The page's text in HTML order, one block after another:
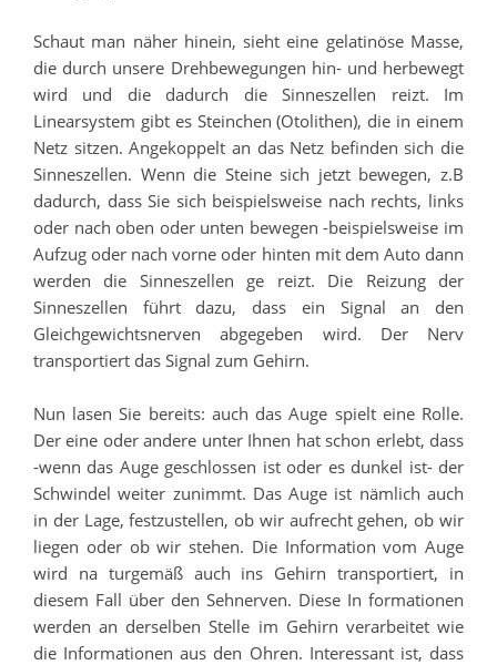
Schaut man näher hinein, sieht eine gelatinöse Masse,
die durch unsere Drehbewegungen hin- und herbewegt
wird und die dadurch die Sinneszellen reizt. Im
Linearsystem gibt es Steinchen (Otolithen), die in einem
Netz sitzen. Angekoppelt an das Netz befinden sich die
Sinneszellen. Wenn die Steine sich jetzt bewegen, z.B
dadurch, dass Sie sich beispielsweise nach rechts, links
oder nach oben oder unten bewegen -beispielsweise im
Aufzug oder nach vorne oder hinten mit dem Auto dann
werden die Sinneszellen ge reizt. Die Reizung der
Sinneszellen führt dazu, dass ein Signal an den
Gleichgewichtsnerven abgegeben wird. Der Nerv
transportiert das Signal zum Gehirn.
Nun lasen Sie bereits: auch das Auge spielt eine Rolle.
Der eine oder andere unter Ihnen hat schon erlebt, dass
-wenn das Auge geschlossen ist oder es dunkel ist- der
Schwindel weiter zunimmt. Das Auge ist nämlich auch
in der Lage, festzustellen, ob wir aufrecht gehen, ob wir
liegen oder ob wir stehen. Die Information vom Auge
wird na turgemäß auch ins Gehirn transportiert, in
diesem Fall über den Sehnerven. Diese In formationen
werden an derselben Stelle im Gehirn verarbeitet wie
die Informationen aus den Ohren. Interessant ist, dass